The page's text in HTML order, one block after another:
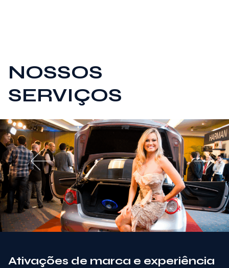
NOSSOS
SERVIÇOS
Ativações de marca e experiência